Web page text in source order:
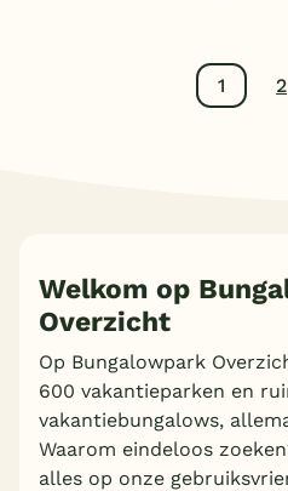
1 2
Welkom op
Overzicht
Op Bungalowpark
600 vakantieparken en
vakantiebungalows,
Waarom eindeloos
alles op onze